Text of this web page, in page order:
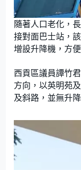
隨著人口老化，
接對面巴士站，
增設升降機，方
西貢區議員譚竹
方向，以英明苑
及斜路，並無升